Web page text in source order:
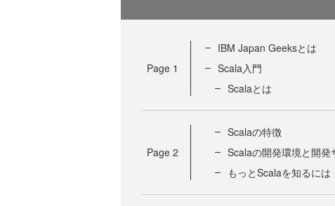
Page 1
IBM Japan Geeksとは
Scala入門
Scalaとは
Page 2
Scalaの特徴
Scalaの開発環境と開発
もっとScalaを知るには